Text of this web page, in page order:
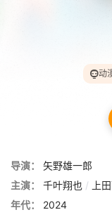
动
导演：
矢野雄一郎
主演：
千叶翔也 / 上
年代：
2024